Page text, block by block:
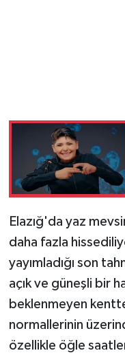
Elazığ'da yaz
daha fazla
yayımladığı son
açık ve güneşli bir
beklenmeyen kentte
normallerinin
özellikle öğle